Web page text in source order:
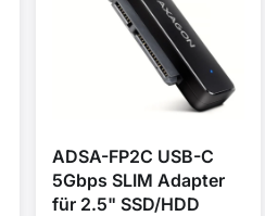
ADSA-FP2C USB-C
5Gbps SLIM Adapter
für 2.5" SSD/HDD